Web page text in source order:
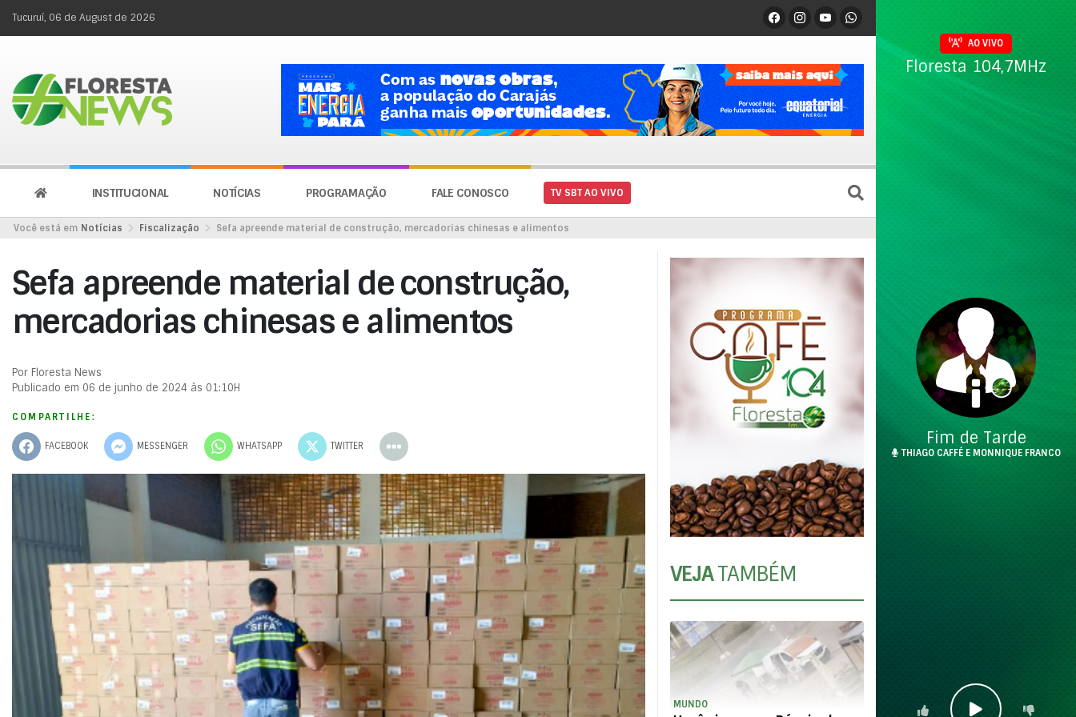
Tucuruí, 06 de August de 2026
INSTITUCIONAL NOTÍCIAS PROGRAMAÇÃO FALE CONOSCO TV SBT AO VIVO
Você está em Notícias Fiscalização Sefa apreende material de construção, mercadorias chinesas e alimentos
Sefa apreende material de construção,
mercadorias chinesas e alimentos
Por Floresta News
Publicado em 06 de junho de 2024 às 01:10H
COMPARTILHE:
FACEBOOK MESSENGER WHATSAPP TWITTER
VEJATAMBÉM
MUNDO
AO VIVO
Floresta 104,7MHz
Fim de Tarde
THIAGO CAFFÉ E MONNIQUE FRANCO